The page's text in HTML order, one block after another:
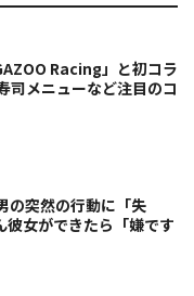
Racing」と初コラ
司メニューなど注目のコ
の突然の行動に「失
彼女ができたら「嫌です